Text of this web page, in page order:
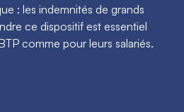
: les indemnités de grands
ce dispositif est essentiel
comme pour leurs salariés.